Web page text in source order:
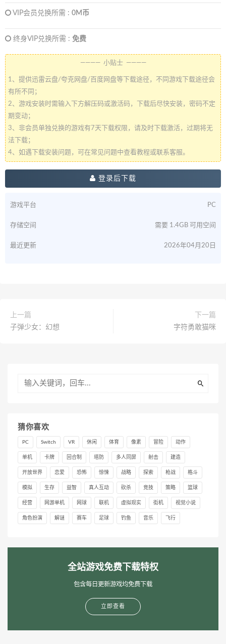
VIP会员兑换所需 : 0M币
终身VIP兑换所需 : 免费
———— 小贴士 ————
1、提供迅雷云盘/夸克网盘/百度网盘等下载途径，不同游戏下载途径会
有所不同；
2、游戏安装时需输入下方解压码或激活码，下载后尽快安装，密码不定
期变动；
3、非会员单独兑换的游戏有7天下载权限，请及时下载激活，过期将无
法下载；
4、如遇下载安装问题，可在常见问题中查看教程或联系客服。
登录后下载
游戏平台 PC
存储空间 需要 1.4GB 可用空间
最近更新 2026年04月20日
上一篇
子弹少女：幻想
下一篇
字符勇敢猫咪
猜你喜欢
PC Switch VR 休闲 体育 像素 冒险 动作
单机 卡牌 回合制 塔防 多人同屏 射击 建造
开放世界 恋爱 恐怖 惊悚 战略 探索 枪战 格斗
模拟 生存 益智 真人互动 砍杀 竞技 策略 篮球
经营 网游单机 网球 联机 虚拟现实 街机 视觉小说
角色扮演 解谜 赛车 足球 钓鱼 音乐 飞行
全站游戏免费下载特权
包含每日更新游戏均免费下载
立即查看